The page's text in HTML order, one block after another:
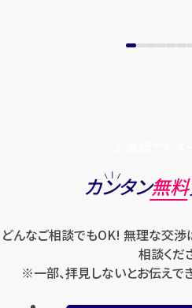
カンタン無
どんなご相談でもOK! 無理な交渉
相談くだ
※一部、拝見しないとお伝えで